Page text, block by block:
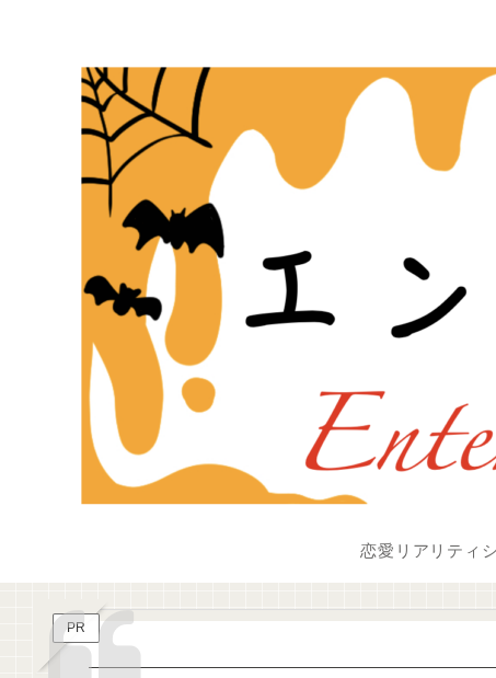
恋愛リアリティ
PR